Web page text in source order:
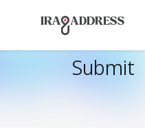
Submit